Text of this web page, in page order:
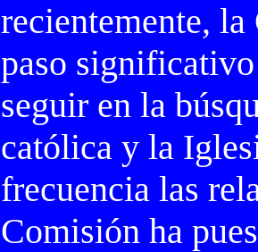
recientemente,
paso
seguir en la
católica y la
frecuencia las
Comisión ha